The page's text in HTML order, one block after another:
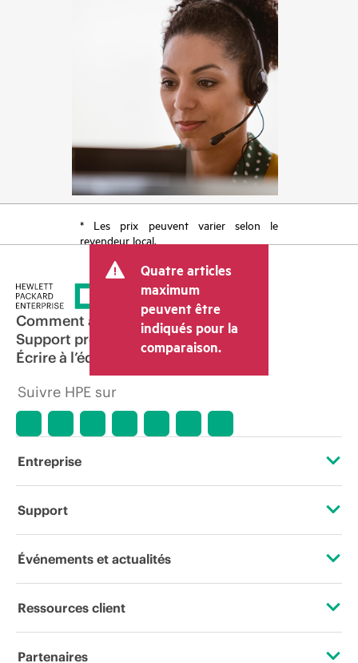
* Les prix peuvent varier selon le
revendeur local.
Quatre articles
maximum
peuvent être
indiqués pour la
comparaison.
Comment acheter
Support produit
Écrire à l’équipe commerciale
Suivre HPE sur
Entreprise
À propos de HPE
Responsabilité d’entreprise
HPE Labs
Support
Services d’assistance opérationnelle (OSS)
Événements et actualités
Événements
Ressources client
Nous contacter
Partenaires